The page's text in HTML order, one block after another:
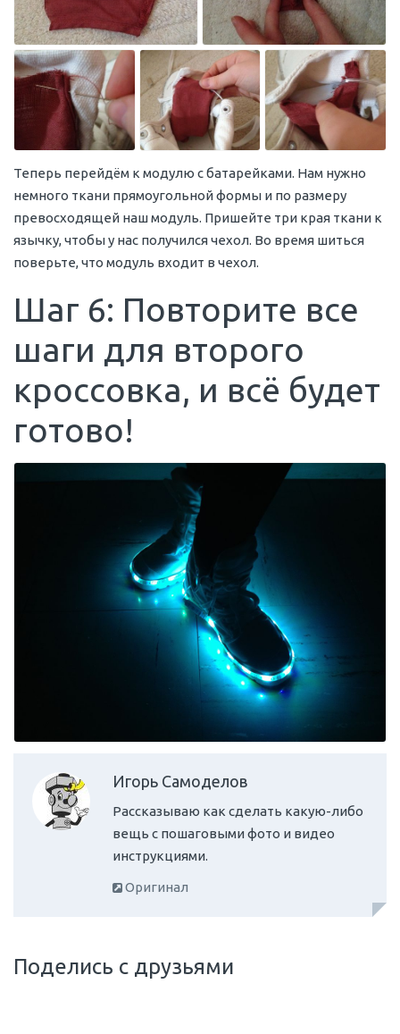
Теперь перейдём к модулю с батарейками. Нам нужно
немного ткани прямоугольной формы и по размеру
превосходящей наш модуль. Пришейте три края ткани к
язычку, чтобы у нас получился чехол. Во время шиться
поверьте, что модуль входит в чехол.
Шаг 6: Повторите все
шаги для второго
кроссовка, и всё будет
готово!
Игорь Самоделов
Рассказываю как сделать какую-либо
вещь с пошаговыми фото и видео
инструкциями.
Оригинал
Поделись с друзьями